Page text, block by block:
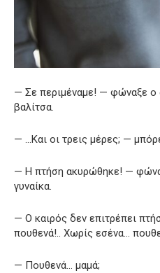
— Σε περιμέναμε! — φώναξε ο
βαλίτσα.
— …Και οι τρεις μέρες; —
— Η πτήση ακυρώθηκε! —
γυναίκα.
— Ο καιρός δεν επιτρέπει
πουθενά!.. Χωρίς εσένα…
— Πουθενά… μαμά;